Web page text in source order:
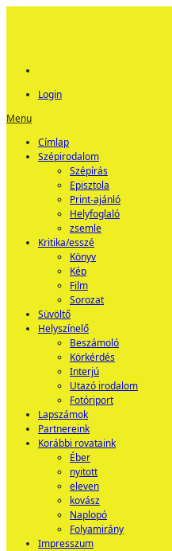
Login
Menu
Címlap
Szépirodalom
Szépírás
Episztola
Print-ajánló
Helyfoglaló
zsemle
Kritika/esszé
Könyv
Kép
Film
Sorozat
Süvöltő
Helyszínelő
Beszámoló
Körkérdés
Interjú
Utazó irodalom
Fotóriport
Lapszámok
Partnereink
Korábbi rovataink
Éber
nyitott
eleven
kovász
Naplopó
Folyamirány
Impresszum